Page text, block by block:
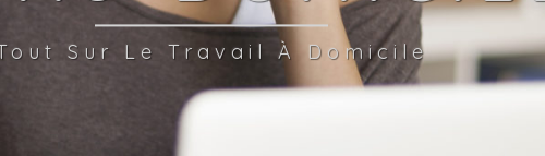
Sur Le Travail À Domicile